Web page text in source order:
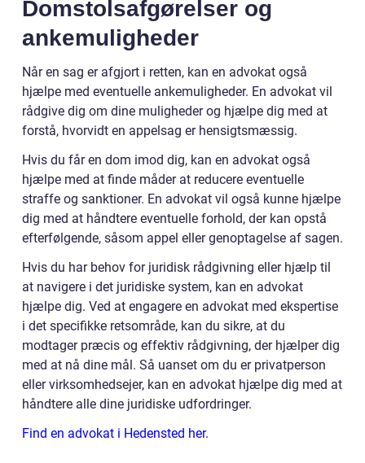
Domstolsafgørelser og
ankemuligheder
Når en sag er afgjort i retten, kan en advokat også
hjælpe med eventuelle ankemuligheder. En advokat vil
rådgive dig om dine muligheder og hjælpe dig med at
forstå, hvorvidt en appelsag er hensigtsmæssig.
Hvis du får en dom imod dig, kan en advokat også
hjælpe med at finde måder at reducere eventuelle
straffe og sanktioner. En advokat vil også kunne hjælpe
dig med at håndtere eventuelle forhold, der kan opstå
efterfølgende, såsom appel eller genoptagelse af sagen.
Hvis du har behov for juridisk rådgivning eller hjælp til
at navigere i det juridiske system, kan en advokat
hjælpe dig. Ved at engagere en advokat med ekspertise
i det specifikke retsområde, kan du sikre, at du
modtager præcis og effektiv rådgivning, der hjælper dig
med at nå dine mål. Så uanset om du er privatperson
eller virksomhedsejer, kan en advokat hjælpe dig med at
håndtere alle dine juridiske udfordringer.
Find en advokat i Hedensted her.